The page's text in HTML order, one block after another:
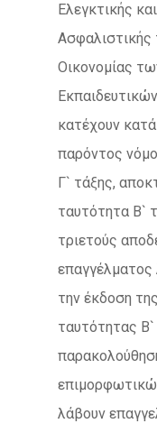
Ελεγκτικής
Ασφαλιστικής
Οικονομίας
κατέχουν
παρόντος
Γ` τάξης,
ταυτότητα Β`
τριετούς
επαγγέλματος
την έκδοση
ταυτότητας Β`
λάβουν